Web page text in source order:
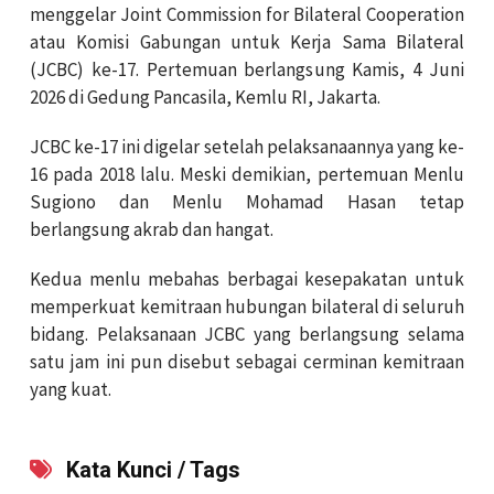
menggelar Joint Commission for Bilateral Cooperation
atau Komisi Gabungan untuk Kerja Sama Bilateral
(JCBC) ke-17. Pertemuan berlangsung Kamis, 4 Juni
2026 di Gedung Pancasila, Kemlu RI, Jakarta.
JCBC ke-17 ini digelar setelah pelaksanaannya yang ke-
16 pada 2018 lalu. Meski demikian, pertemuan Menlu
Sugiono dan Menlu Mohamad Hasan tetap
berlangsung akrab dan hangat.
Kedua menlu mebahas berbagai kesepakatan untuk
memperkuat kemitraan hubungan bilateral di seluruh
bidang. Pelaksanaan JCBC yang berlangsung selama
satu jam ini pun disebut sebagai cerminan kemitraan
yang kuat.
Kata Kunci / Tags